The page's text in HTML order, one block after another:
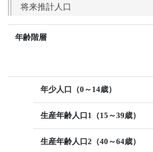
将来推計人口
年齢階層
年少人口（0～14歳）
生産年齢人口1（15～39歳）
生産年齢人口2（40～64歳）